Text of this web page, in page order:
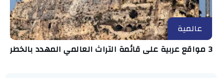
عالمية
3 مواقع عربية على قائمة التراث العالمي المهدد بالخطر